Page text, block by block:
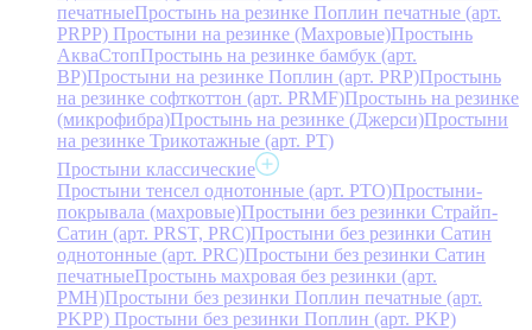
печатныеПростынь на резинке Поплин печатные (арт.
PRPP) Простыни на резинке (Махровые)Простынь
АкваСтопПростынь на резинке бамбук (арт.
BP)Простыни на резинке Поплин (арт. PRP)Простынь
на резинке софткоттон (арт. PRMF)Простынь на резинке
(микрофибра)Простынь на резинке (Джерси)Простыни
на резинке Трикотажные (арт. РТ)
Простыни классические
Простыни тенсел однотонные (арт. PTO)Простыни-
покрывала (махровые)Простыни без резинки Страйп-
Сатин (арт. PRST, PRC)Простыни без резинки Сатин
однотонные (арт. PRC)Простыни без резинки Сатин
печатныеПростынь махровая без резинки (арт.
PMH)Простыни без резинки Поплин печатные (арт.
PKPP) Простыни без резинки Поплин (арт. PKP)